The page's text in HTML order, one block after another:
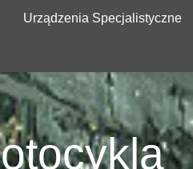
Urządzenia Specjalistyczne